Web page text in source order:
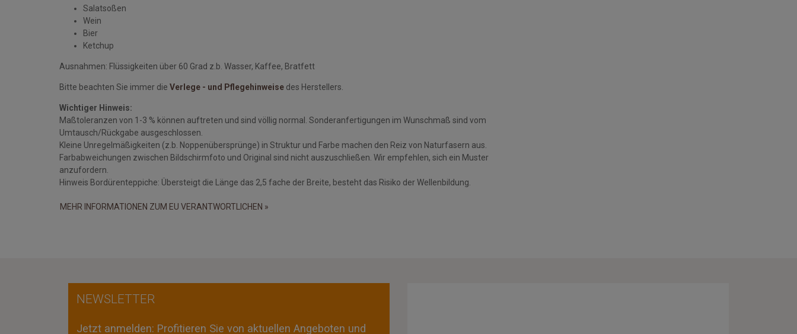
Salatsoßen
Wein
Bier
Ketchup
Ausnahmen: Flüssigkeiten über 60 Grad z.b. Wasser, Kaffee, Bratfett
Bitte beachten Sie immer die Verlege - und Pflegehinweise des Herstellers.
Wichtiger Hinweis:
Maßtoleranzen von 1-3 % können auftreten und sind völlig normal. Sonderanfertigungen im Wunschmaß sind vom
Umtausch/Rückgabe ausgeschlossen.
Kleine Unregelmäßigkeiten (z.b. Noppenübersprünge) in Struktur und Farbe machen den Reiz von Naturfasern aus.
Farbabweichungen zwischen Bildschirmfoto und Original sind nicht auszuschließen. Wir empfehlen, sich ein Muster
anzufordern.
Hinweis Bordürenteppiche: Übersteigt die Länge das 2,5 fache der Breite, besteht das Risiko der Wellenbildung.
MEHR INFORMATIONEN ZUM EU VERANTWORTLICHEN »
NEWSLETTER
Jetzt anmelden: Profitieren Sie von aktuellen Angeboten und